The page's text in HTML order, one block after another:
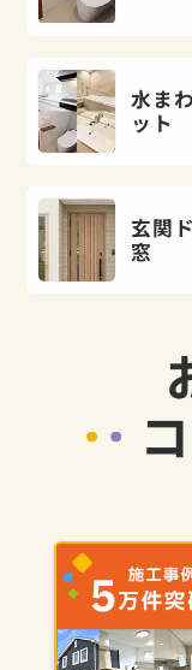
水ま
ット
玄関
窓